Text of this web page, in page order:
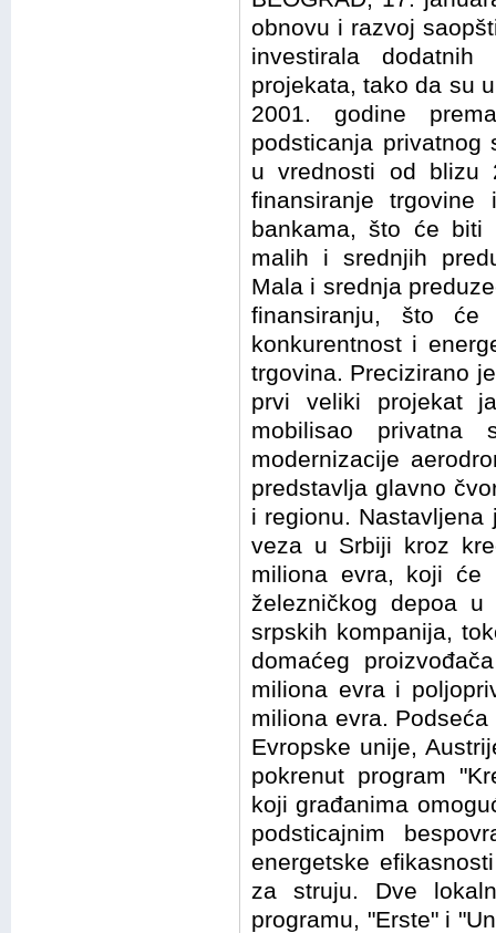
obnovu i razvoj
investirala
projekata, tako da su
2001. godine
podsticanja privatnog
u vrednosti od blizu
finansiranje trgovine
bankama, što će biti
malih i srednjih
Mala i srednja
finansiranju, što
konkurentnost i
trgovina. Precizirano
prvi veliki projekat
mobilisao privatna
modernizacije
predstavlja glavno
i regionu. Nastavljena
veza u Srbiji kroz
miliona evra, koji će
železničkog depoa
srpskih kompanija,
domaćeg
miliona evra i
miliona evra.
Evropske unije,
pokrenut program
koji građanima
podsticajnim
energetske
za struju. Dve
programu, "Erste" i